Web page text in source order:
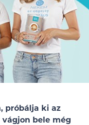
próbálja ki az
bele még